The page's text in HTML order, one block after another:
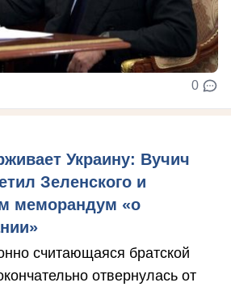
0
Украину: Вучич
Зеленского и
меморандум «о
считающаяся братской
отвернулась от